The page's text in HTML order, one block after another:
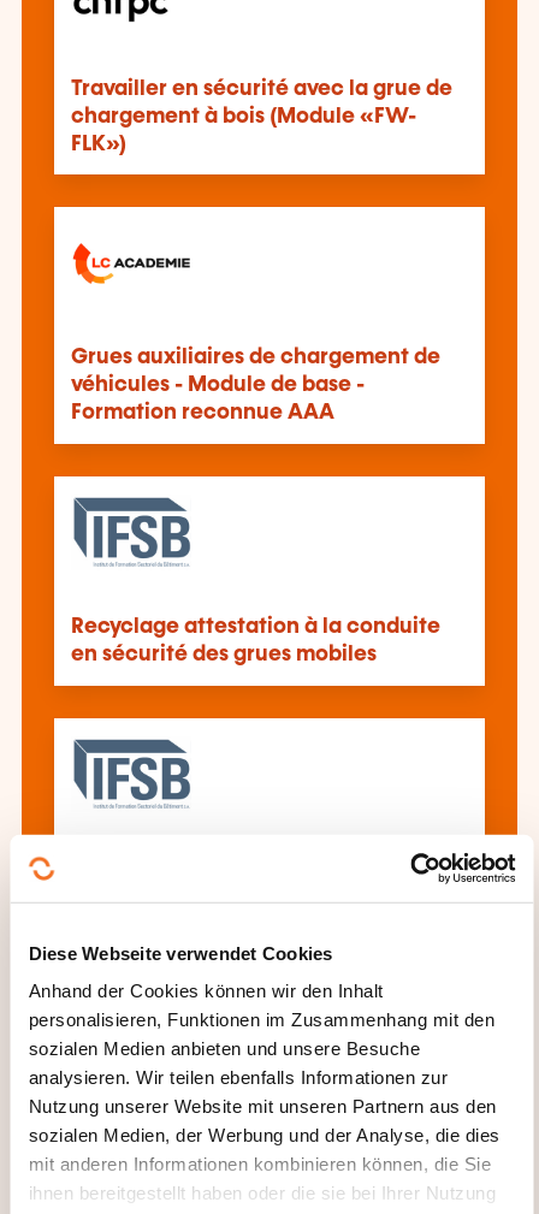
Diese Webseite verwendet Cookies
Anhand der Cookies können wir den Inhalt
personalisieren, Funktionen im Zusammenhang mit den
sozialen Medien anbieten und unsere Besuche
analysieren. Wir teilen ebenfalls Informationen zur
Nutzung unserer Website mit unseren Partnern aus den
sozialen Medien, der Werbung und der Analyse, die dies
mit anderen Informationen kombinieren können, die Sie
ihnen bereitgestellt haben oder die sie bei Ihrer Nutzung
Travailler en sécurité avec la grue de
chargement à bois (Module «FW-
FLK»)
Grues auxiliaires de chargement de
véhicules - Module de base -
Formation reconnue AAA
Recyclage attestation à la conduite
en sécurité des grues mobiles
Attestation à la conduite en sécurité
Alle Weiterbildungen anzeigen
Diese anderen Weiterbildungen könnten Sie
auch interessieren:
Anschlagen Baustellengerät
Beförderung
von Gefahrgut
Beförderungs- und